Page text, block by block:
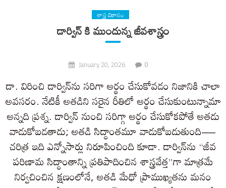
శాస్త్ర వికాసం
డార్విన్ కి ముందున్న జీవశాస్త్రం
January 20, 2026 0
డా. విరించి డార్విన్‌ను సరిగా అర్థం చేసుకోవడం నిజానికి చాలా
అవసరం. నేటికీ అతడిని సరైన రీతిలో అర్థం చేసుకుంటున్నామా
అన్నది ప్రశ్న. డార్విన్ నుంచి సరిగ్గా అర్థం చేసుకోకపోతే అతడు
వాడుకోబడతాడు; అతడి సిద్ధాంతమూ వాడుకోబడుతుంది—
చరిత్ర ఇది ఎన్నోసార్లు నిరూపించింది కూడా. డార్విన్‌ను “జీవ
పరిణామ సిద్ధాంతాన్ని ప్రతిపాదించిన శాస్త్రవేత్త”గా మాత్రమే
నిర్వచించిన క్షణంలోనే, అతడి మేధో ప్రాముఖ్యతను మనం